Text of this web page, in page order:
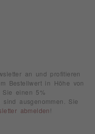
an und profitieren
Bestellwert in Höhe von
Sie einen 5%
sind ausgenommen. Sie
abmelden !